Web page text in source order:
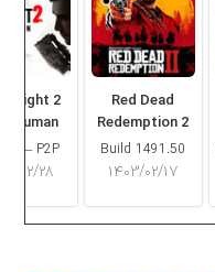
Red Dead
Redemption 2
Build 1491.50
۱۴۰۳/۰۲/۱۷
Light 2
Human
– P2P
۱۴۰۳/